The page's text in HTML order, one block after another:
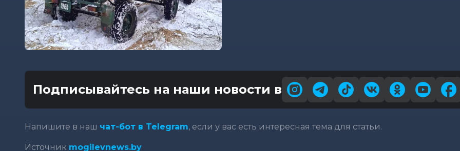
Подписывайтесь на наши новости в
Напишите в наш чат-бот в Telegram, если у вас есть интересная тема для статьи.
Источник mogilevnews.by